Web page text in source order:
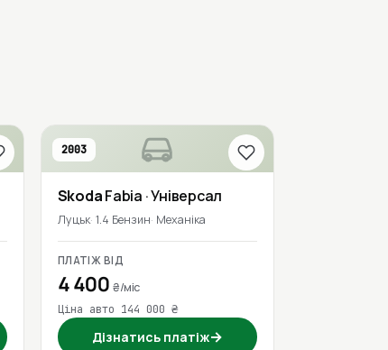
2003
SkodaFabia · Універсал
Луцьк 1.4 Бензин Механіка
ПЛАТІЖ ВІД
4 400 ₴/міс
Ціна авто 144 000 ₴
Дізнатись платіж→